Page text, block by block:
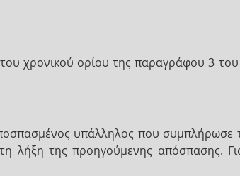
χρονικού ορίου της παραγράφου 3
υπάλληλος που συμπλήρωσε
λήξη της προηγούμενης απόσπασης.